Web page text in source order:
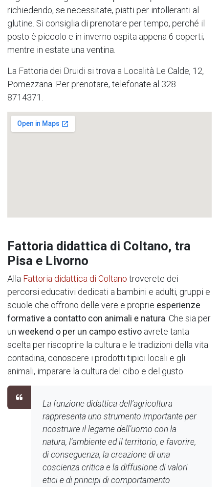
richiedendo, se necessitate, piatti per intolleranti al
glutine. Si consiglia di prenotare per tempo, perché il
posto è piccolo e in inverno ospita appena 6 coperti;
mentre in estate una ventina.
La Fattoria dei Druidi si trova a Località Le Calde, 12,
Pomezzana. Per prenotare, telefonate al 328
8714371.
Fattoria didattica di Coltano, tra
Pisa e Livorno
Alla Fattoria didattica di Coltano troverete dei
percorsi educativi dedicati a bambini e adulti, gruppi e
scuole che offrono delle vere e proprie esperienze
formative a contatto con animali e natura . Che sia per
un weekend o per un campo estivo avrete tanta
scelta per riscoprire la cultura e le tradizioni della vita
contadina, conoscere i prodotti tipici locali e gli
animali, imparare la cultura del cibo e del gusto.
La funzione didattica dell’agricoltura
rappresenta uno strumento importante per
ricostruire il legame dell’uomo con la
natura, l’ambiente ed il territorio, e favorire,
di conseguenza, la creazione di una
coscienza critica e la diffusione di valori
etici e di principi di comportamento